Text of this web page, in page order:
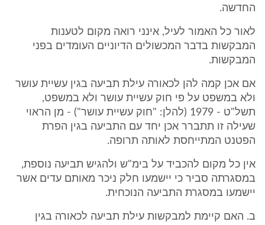
החדשה.
לאור כל האמור לעיל, אינני רואה מקום לטענות
המבקשות בדבר המכשולים הדיוניים העומדים בפני
המבקשות.
אם אכן קמה להן לכאורה עילת תביעה בגין עשיית עושר
ולא במשפט על פי חוק עשיית עושר ולא במשפט,
תשל"ט - 1979 (להלן: "חוק עשיית עושר") - מן הראוי
שעילה זו תתברר אכן יחד עם התביעה בגין הפרת
הפטנט המתייחסת לאותה תרופה.
אין כל מקום להכביד על בימ"ש ולהגיש תביעה נוספת,
במסגרתה סביר כי יישמעו חלק ניכר מאותם עדים אשר
יישמעו במסגרת התביעה הנוכחית.
ב. האם קיימת למבקשות עילת תביעה לכאורה בגין